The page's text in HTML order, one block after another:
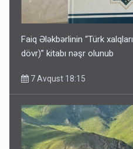
Faiq Ələkbərlinin “Türk
dövr)” kitabı nəşr olunub
7 Avqust 18:15